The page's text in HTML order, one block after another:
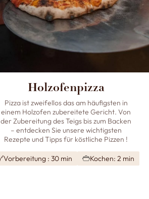
Holzofenpizza
Pizza ist zweifellos das am häufigsten in
einem Holzofen zubereitete Gericht. Von
der Zubereitung des Teigs bis zum Backen
– entdecken Sie unsere wichtigsten
Rezepte und Tipps für köstliche Pizzen !
Vorbereitung : 30 min Kochen: 2 min